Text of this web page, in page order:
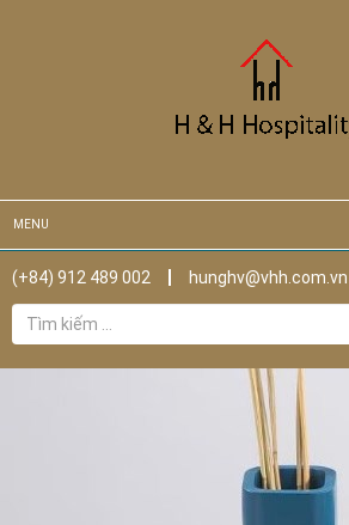
MENU
(+84) 912 489 002
hunghv@vhh.com.vn
Tìm
kiếm
cho: